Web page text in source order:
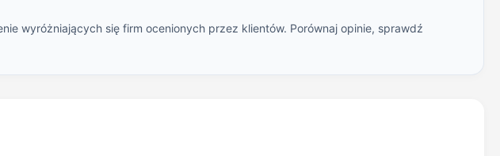
wyróżniających się firm ocenionych przez klientów. Porównaj opinie, sprawdź